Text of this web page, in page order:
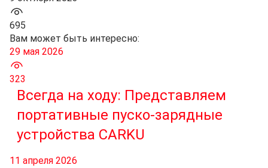
695
Вам может быть интересно:
29 мая 2026
323
Всегда на ходу: Представляем
портативные пуско-зарядные
устройства CARKU
11 апреля 2026